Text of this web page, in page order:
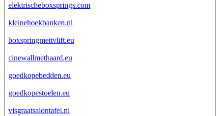
elektrischeboxsprings.com
kleinehoekbanken.nl
boxspringmettvlift.eu
cinewallmethaard.eu
goedkopebedden.eu
goedkopestoelen.eu
visgraatsalontafel.nl